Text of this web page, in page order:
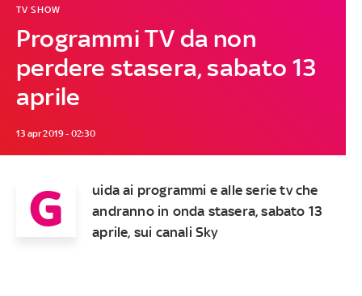
Programmi TV da non
perdere stasera, sabato 13
aprile
TV SHOW
13 apr 2019 - 02:30
G
uida ai programmi e alle serie tv che
andranno in onda stasera, sabato 13
aprile, sui canali Sky